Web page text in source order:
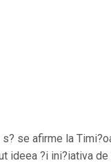
se afirme la
ideea ?i ini?iativa